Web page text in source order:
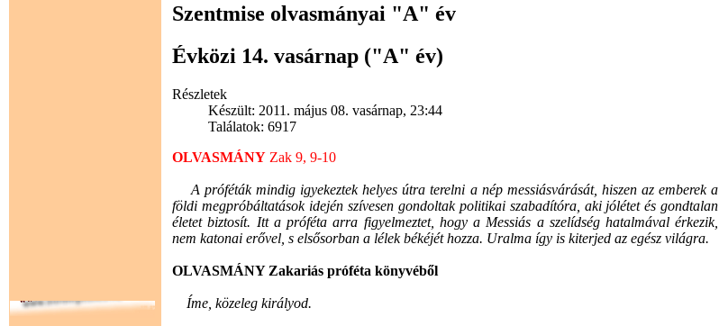
Szentmise olvasmányai "A" év
Évközi 14. vasárnap ("A" év)
Részletek
Készült: 2011. május 08. vasárnap, 23:44
Találatok: 6917
OLVASMÁNY Zak 9, 9-10
A próféták mindig igyekeztek helyes útra terelni a nép messiásvárását, hiszen az emberek a
földi megpróbáltatások idején szívesen gondoltak politikai szabadítóra, aki jólétet és gondtalan
életet biztosít. Itt a próféta arra figyelmeztet, hogy a Messiás a szelídség hatalmával érkezik,
nem katonai erővel, s elsősorban a lélek békéjét hozza. Uralma így is kiterjed az egész világra.
OLVASMÁNY Zakariás próféta könyvéből
Íme, közeleg királyod.